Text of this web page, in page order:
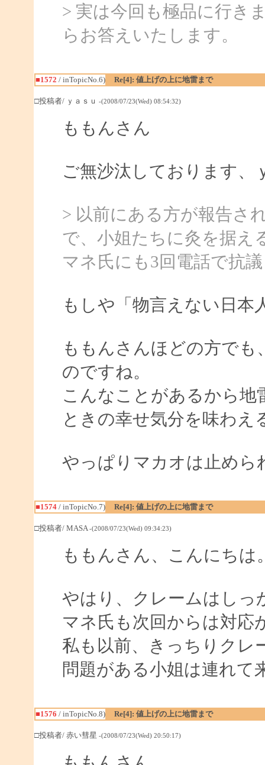
> 実は今回も極品に行き
らお答えいたします。
■1572 / inTopicNo.6) Re[4]: 値上げの上に地雷まで
□投稿者/ ｙａｓｕ -(2008/07/23(Wed) 08:54:32)
ももんさん
ご無沙汰しております、
> 以前にある方が報告さ
で、小姐たちに灸を据え
マネ氏にも3回電話で抗
もしや「物言えない日本
ももんさんほどの方で
のですね。
こんなことがあるから地
ときの幸せ気分を味わ
やっぱりマカオは止め
■1574/ inTopicNo.7) Re[4]: 値上げの上に地雷まで
□投稿者/ MASA-(2008/07/23(Wed) 09:34:23)
ももんさん、こんにち
やはり、クレームはしっ
マネ氏も次回からは対応
私も以前、きっちりクレ
問題がある小姐は連れて
■1576 / inTopicNo.8) Re[4]: 値上げの上に地雷まで
□投稿者/ 赤い彗星 -(2008/07/23(Wed) 20:50:17)